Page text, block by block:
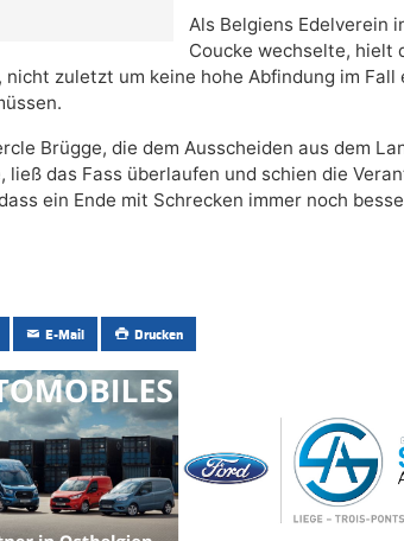
Als Belgiens Edelverein
Coucke wechselte, hielt
nicht zuletzt um keine hohe Abfindung im
Brügge, die dem Ausscheiden aus dem
ließ das Fass überlaufen und schien die
ein Ende mit Schrecken immer noch
E-Mail Drucken